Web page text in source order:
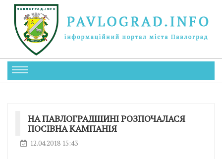
НА ПАВЛОГРАДЩИНІ РОЗПОЧАЛАСЯ
ПОСІВНА КАМПАНІЯ
12.04.2018 15:43